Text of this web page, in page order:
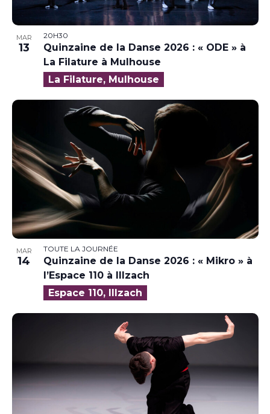
MAR
13
20H30
Quinzaine de la Danse 2026 : « ODE » à
La Filature à Mulhouse
La Filature, Mulhouse
MAR
14
TOUTE LA JOURNÉE
Quinzaine de la Danse 2026 : « Mikro » à
l’Espace 110 à Illzach
Espace 110, Illzach